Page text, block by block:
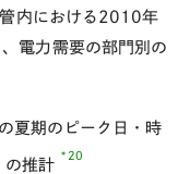
内における2010年
電力需要の部門別の
夏期のピーク日・時
の推計
*20